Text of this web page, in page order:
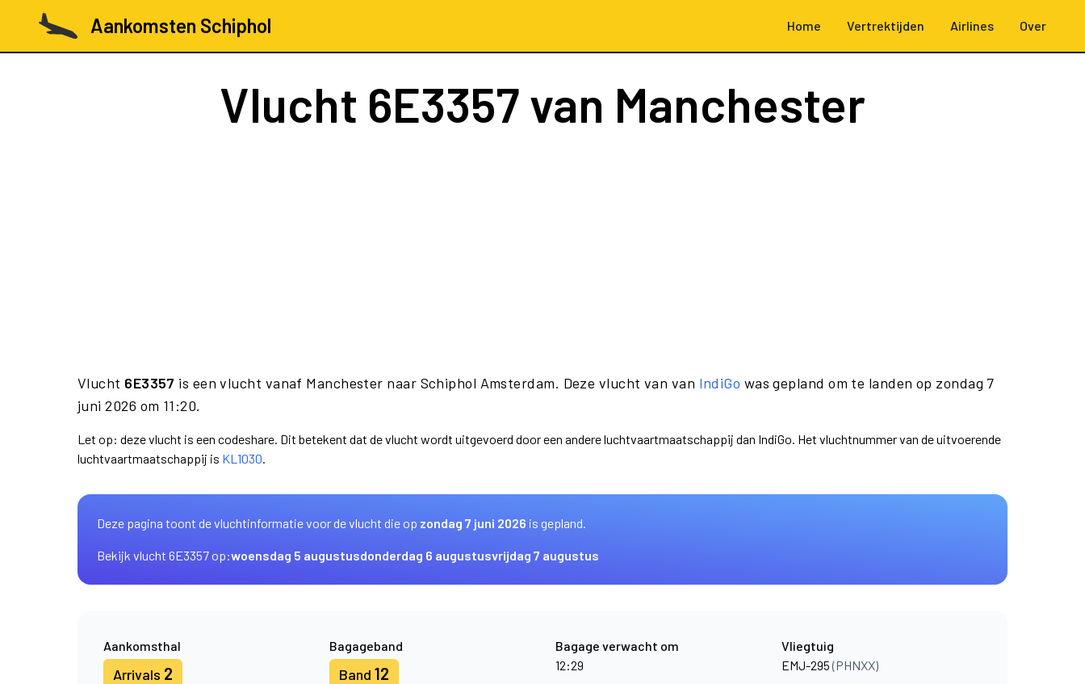
Aankomsten Schiphol Home Vertrektijden Airlines Over
Vlucht 6E3357van Manchester
Vlucht 6E3357 is een vlucht vanaf Manchester naar Schiphol Amsterdam. Deze vlucht van van IndiGo was gepland om te landen op zondag 7
juni 2026 om 11:20.
Let op: deze vlucht is een codeshare. Dit betekent dat de vlucht wordt uitgevoerd door een andere luchtvaartmaatschappij dan IndiGo. Het vluchtnummer van de uitvoerende
luchtvaartmaatschappij is KL1030.
Deze pagina toont de vluchtinformatie voor de vlucht die op zondag 7 juni 2026 is gepland.
Bekijk vlucht 6E3357 op:woensdag 5 augustusdonderdag 6 augustusvrijdag 7 augustus
Aankomsthal
Arrivals 2
Bagageband
Band 12
Bagage verwacht om
12:29
Vliegtuig
EMJ-295(PHNXX)